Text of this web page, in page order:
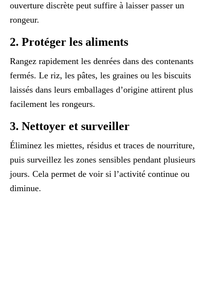
ouverture discrète peut suffire à laisser passer un
rongeur.
2. Protéger les aliments
Rangez rapidement les denrées dans des contenants
fermés. Le riz, les pâtes, les graines ou les biscuits
laissés dans leurs emballages d’origine attirent plus
facilement les rongeurs.
3. Nettoyer et surveiller
Éliminez les miettes, résidus et traces de nourriture,
puis surveillez les zones sensibles pendant plusieurs
jours. Cela permet de voir si l’activité continue ou
diminue.